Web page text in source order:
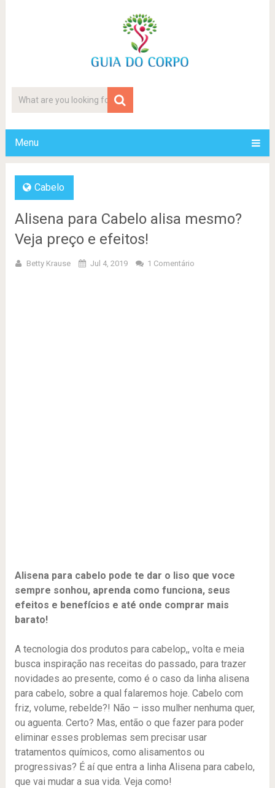
Menu
Cabelo
Alisena para Cabelo alisa mesmo?
Veja preço e efeitos!
Betty Krause Jul 4, 2019 1 Comentário
Alisena para cabelo pode te dar o liso que voce
sempre sonhou, aprenda como funciona, seus
efeitos e benefícios e até onde comprar mais
barato!
A tecnologia dos produtos para cabelop,, volta e meia
busca inspiração nas receitas do passado, para trazer
novidades ao presente, como é o caso da linha alisena
para cabelo, sobre a qual falaremos hoje. Cabelo com
friz, volume, rebelde?! Não – isso mulher nenhuma quer,
ou aguenta. Certo? Mas, então o que fazer para poder
eliminar esses problemas sem precisar usar
tratamentos químicos, como alisamentos ou
progressivas? É aí que entra a linha Alisena para cabelo,
que vai mudar a sua vida. Veja como!